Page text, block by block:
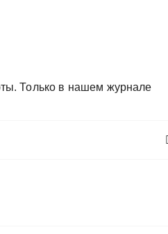
Только в нашем журнале